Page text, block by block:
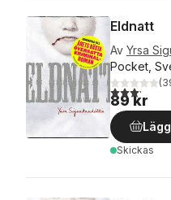
Eldnatt
Av Yrsa
Pocket,
3,2utav 5 (
89 kr
Skickas